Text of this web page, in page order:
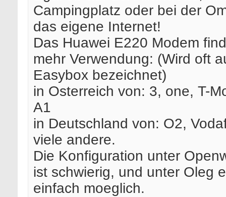
Campingplatz oder bei der
das eigene Internet!
Das Huawei E220 Modem
mehr Verwendung: (Wird oft
Easybox bezeichnet)
in Osterreich von: 3, one, T-
A1
in Deutschland von: O2,
viele andere.
Die Konfiguration unter
ist schwierig, und unter Oleg
einfach moeglich.